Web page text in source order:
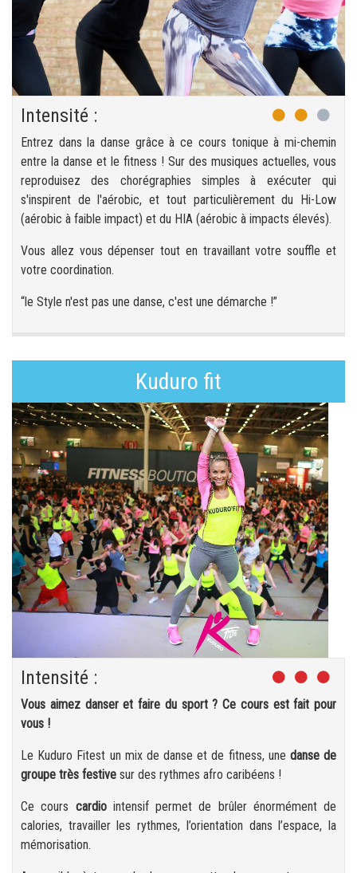
Intensité :
Entrez dans la danse grâce à ce cours tonique à mi-chemin
entre la danse et le fitness ! Sur des musiques actuelles, vous
reproduisez des chorégraphies simples à exécuter qui
s'inspirent de l'aérobic, et tout particulièrement du Hi-Low
(aérobic à faible impact) et du HIA (aérobic à impacts élevés).
Vous allez vous dépenser tout en travaillant votre souffle et
votre coordination.
“le Style n'est pas une danse, c'est une démarche !”
Kuduro fit
Intensité :
Vous aimez danser et faire du sport ? Ce cours est fait pour
vous !
Le Kuduro Fitest un mix de danse et de fitness, une danse de
groupe très festive sur des rythmes afro caribéens !
Ce cours cardiointensif permet de brûler énormément de
calories, travailler les rythmes, l’orientation dans l’espace, la
mémorisation.